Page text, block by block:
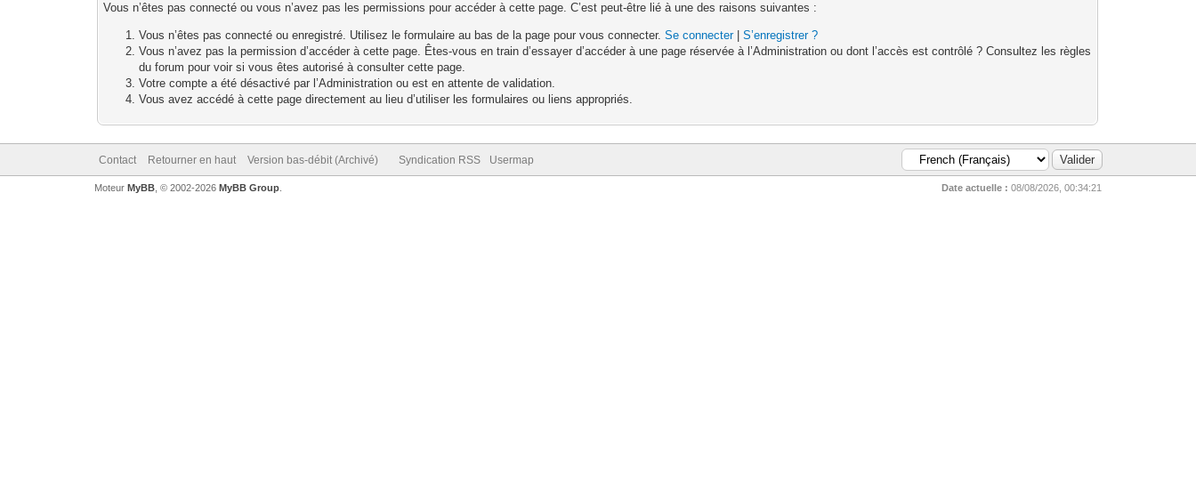
Vous n’êtes pas connecté ou vous n’avez pas les permissions pour accéder à cette page. C’est peut-être lié à une des raisons suivantes :
Vous n’êtes pas connecté ou enregistré. Utilisez le formulaire au bas de la page pour vous connecter.Se connecter|S’enregistrer ?
Vous n’avez pas la permission d’accéder à cette page. Êtes-vous en train d’essayer d’accéder à une page réservée à l’Administration ou dont l’accès est contrôlé ? Consultez les règles
du forum pour voir si vous êtes autorisé à consulter cette page.
Votre compte a été désactivé par l’Administration ou est en attente de validation.
Vous avez accédé à cette page directement au lieu d’utiliser les formulaires ou liens appropriés.
Contact Retourner en haut Version bas-débit (Archivé) Syndication RSS Usermap
Date actuelle : 08/08/2026, 00:34:21
Moteur MyBB, © 2002-2026 MyBB Group.